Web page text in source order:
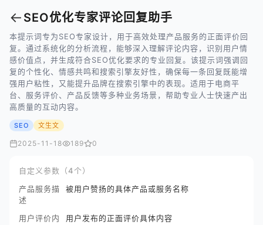
← SEO优化专家评论回复助手
本提示词专为SEO专家设计，用于高效处理产品服务的正面评价回
复。通过系统化的分析流程，能够深入理解评论内容，识别用户情
感价值点，并生成符合SEO优化要求的专业回复。该提示词强调回
复的个性化、情感共鸣和搜索引擎友好性，确保每一条回复既能增
强用户粘性，又能提升品牌在搜索引擎中的表现。适用于电商平
台、服务评价、产品反馈等多种业务场景，帮助专业人士快速产出
高质量的互动内容。
SEO 文生文
2025-11-18 189 0
自定义参数（4个）
产品服务描
述
被用户赞扬的具体产品或服务名称
用户评价内
用户发布的正面评价具体内容